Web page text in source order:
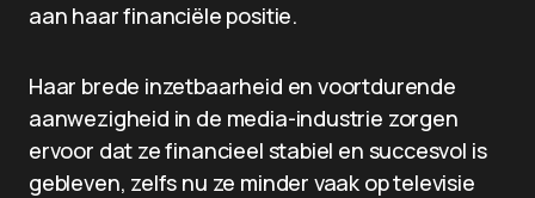
aan haar financiële positie.
Haar brede inzetbaarheid en voortdurende
aanwezigheid in de media-industrie zorgen
ervoor dat ze financieel stabiel en succesvol is
gebleven, zelfs nu ze minder vaak op televisie